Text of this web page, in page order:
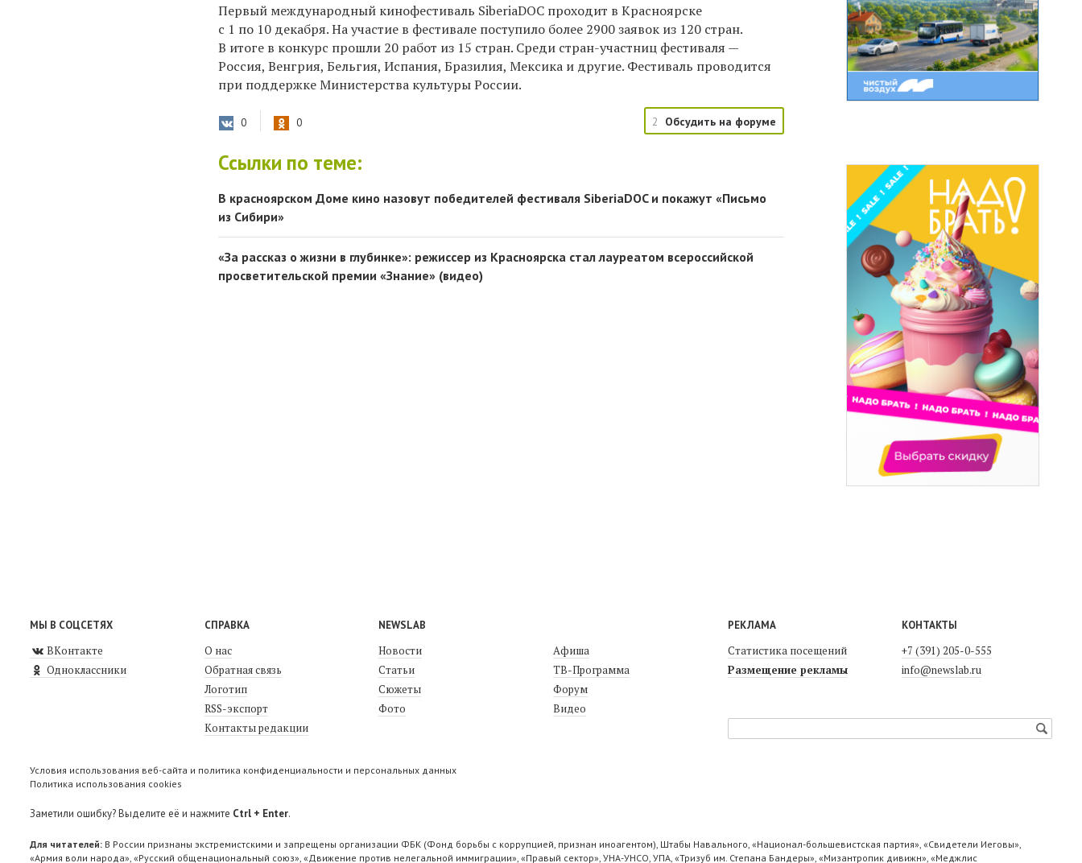
Первый международный кинофестиваль SiberiaDOC проходит в Красноярске
с 1 по 10 декабря. На участие в фестивале поступило более 2900 заявок из 120 стран.
В итоге в конкурс прошли 20 работ из 15 стран. Среди стран-участниц фестиваля —
Россия, Венгрия, Бельгия, Испания, Бразилия, Мексика и другие. Фестиваль проводится
при поддержке Министерства культуры России.
0 0 2 Обсудить на форуме
Ссылки по теме:
В красноярском Доме кино назовут победителей фестиваля SiberiaDOC и покажут «Письмо
из Сибири»
«За рассказ о жизни в глубинке»: режиссер из Красноярска стал лауреатом всероссийской
просветительской премии «Знание» (видео)
МЫ В СОЦСЕТЯХ
ВКонтакте
Одноклассники
СПРАВКА
О нас
Обратная связь
Логотип
RSS-экспорт
Контакты редакции
NEWSLAB
Новости
Статьи
Сюжеты
Фото
Афиша
ТВ-Программа
Форум
Видео
РЕКЛАМА
Статистика посещений
Размещение рекламы
КОНТАКТЫ
+7 (391) 205-0-555
info@newslab.ru
Условия использования веб-сайта и политика конфиденциальности и персональных данных
Политика использования cookies
Заметили ошибку? Выделите её и нажмите Ctrl + Enter.
Для читателей: В России признаны экстремистскими и запрещены организации ФБК (Фонд борьбы с коррупцией, признан иноагентом), Штабы Навального, «Национал-большевистская партия», «Свидетели Иеговы»,
«Армия воли народа», «Русский общенациональный союз», «Движение против нелегальной иммиграции», «Правый сектор», УНА-УНСО, УПА, «Тризуб им. Степана Бандеры», «Мизантропик дивижн», «Меджлис